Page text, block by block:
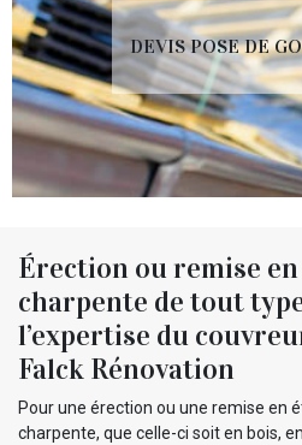
DEVIS POSE DE
Érection ou remise
charpente de tout
l’expertise du
Falck Rénovation
Pour une érection ou une remise en
charpente, que celle-ci soit en bois,